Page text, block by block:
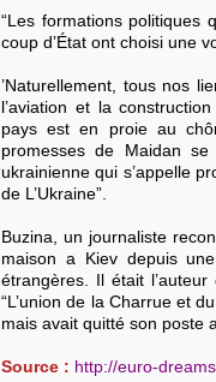
“Les formations politiques
coup d’État ont choisi une
’Naturellement, tous nos
l’aviation et la
pays est en proie au
promesses de Maidan
ukrainienne qui s’appelle
de L’Ukraine”.
Buzina, un journaliste
maison a Kiev depuis
étrangères. Il était
“L’union de la Charrue et
mais avait quitté son poste
Source : http://euro-